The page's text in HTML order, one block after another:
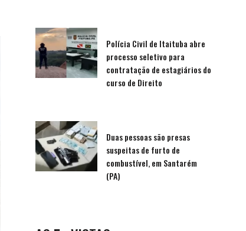
Polícia Civil de Itaituba abre
processo seletivo para
contratação de estagiários do
curso de Direito
Duas pessoas são presas
suspeitas de furto de
combustível, em Santarém
(PA)